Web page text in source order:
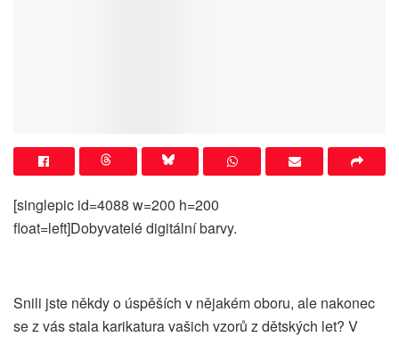
[singlepic id=4088 w=200 h=200
float=left]Dobyvatelé digitální barvy.
Snili jste někdy o úspěších v nějakém oboru, ale nakonec
se z vás stala karikatura vašich vzorů z dětských let? V